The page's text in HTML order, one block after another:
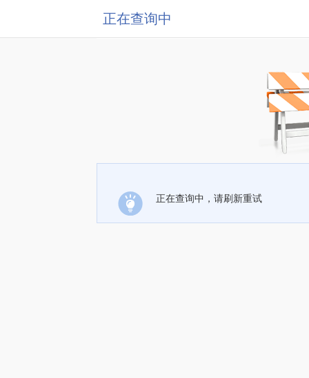
正在查询中
正在查询中，请刷新重试